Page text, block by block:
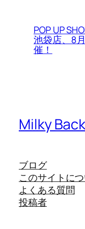
POP UP
池袋店、8
催！
Milky
ブログ
このサイトに
よくある質問
投稿者